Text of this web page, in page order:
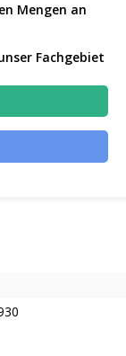
Mengen an
Fachgebiet